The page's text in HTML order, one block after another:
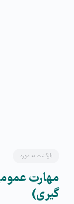
بازگشت به دوره
مهارت
گیری)